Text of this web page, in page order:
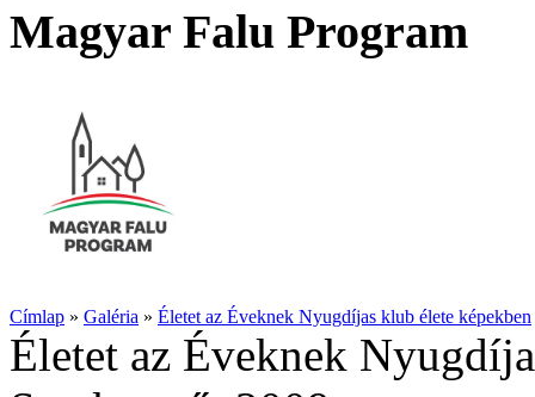
Magyar Falu Program
Címlap » Galéria » Életet az Éveknek Nyugdíjas klub élete képekben
Életet az Éveknek